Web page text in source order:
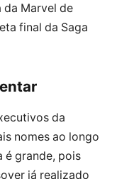
da Marvel de
final da Saga
da
nomes ao longo
é grande, pois
já realizado